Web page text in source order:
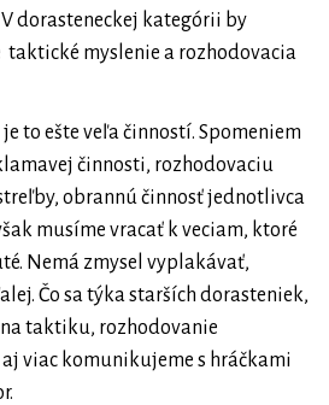
dorasteneckej kategórii by
myslenie a rozhodovacia
to ešte veľa činností. Spomeniem
činnosti, rozhodovaciu
obrannú činnosť jednotlivca
musíme vracať k veciam, ktoré
Nemá zmysel vyplakávať,
Čo sa týka starších dorasteniek,
taktiku, rozhodovanie
aj viac komunikujeme s hráčkami